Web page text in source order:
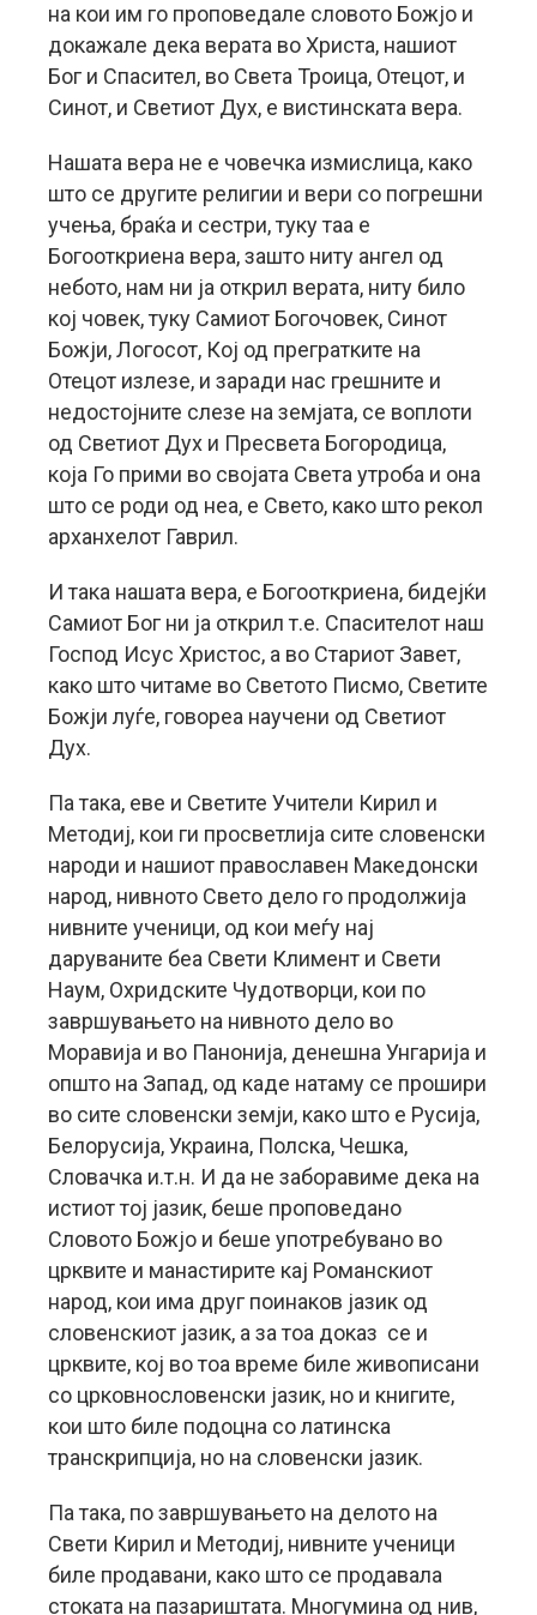
на кои им го проповедале словото Божјо и
докажале дека верата во Христа, нашиот
Бог и Спасител, во Света Троица, Отецот, и
Синот, и Светиот Дух, е вистинската вера.
Нашата вера не е човечка измислица, како
што се другите религии и вери со погрешни
учења, браќа и сестри, туку таа е
Богооткриена вера, зашто ниту ангел од
небото, нам ни ја открил верата, ниту било
кој човек, туку Самиот Богочовек, Синот
Божји, Логосот, Кој од прегратките на
Отецот излезе, и заради нас грешните и
недостојните слезе на земјата, се воплоти
од Светиот Дух и Пресвета Богородица,
која Го прими во својата Света утроба и она
што се роди од неа, е Свето, како што рекол
арханхелот Гаврил.
И така нашата вера, е Богооткриена, бидејќи
Самиот Бог ни ја открил т.е. Спасителот наш
Господ Исус Христос, а во Стариот Завет,
како што читаме во Светото Писмо, Светите
Божји луѓе, говореа научени од Светиот
Дух.
Па така, еве и Светите Учители Кирил и
Методиј, кои ги просветлија сите словенски
народи и нашиот православен Македонски
народ, нивното Свето дело го продолжија
нивните ученици, од кои меѓу нај
даруваните беа Свети Климент и Свети
Наум, Охридските Чудотворци, кои по
завршувањето на нивното дело во
Моравија и во Панонија, денешна Унгарија и
општо на Запад, од каде натаму се прошири
во сите словенски земји, како што е Русија,
Белорусија, Украина, Полска, Чешка,
Словачка и.т.н. И да не заборавиме дека на
истиот тој јазик, беше проповедано
Словото Божјо и беше употребувано во
црквите и манастирите кај Романскиот
народ, кои има друг поинаков јазик од
словенскиот јазик, а за тоа доказ се и
црквите, кој во тоа време биле живописани
со црковнословенски јазик, но и книгите,
кои што биле подоцна со латинска
транскрипција, но на словенски јазик.
Па така, по завршувањето на делото на
Свети Кирил и Методиј, нивните ученици
биле продавани, како што се продавала
стоката на пазариштата. Многумина од нив,